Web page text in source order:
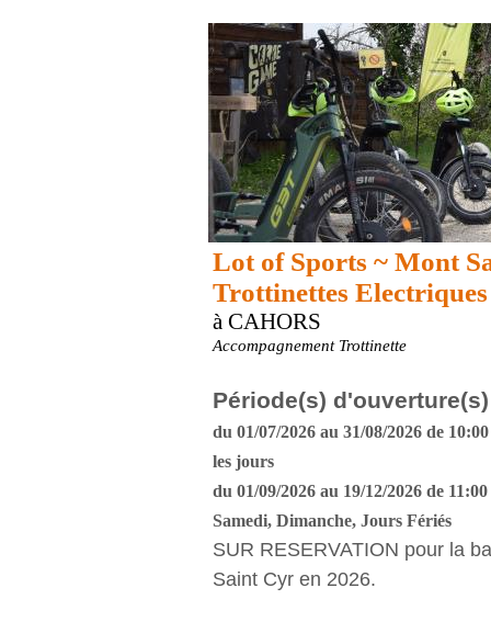
Lot of Sports ~ Mont
Trottinettes Electriques
à CAHORS
Accompagnement Trottinette
Période(s) d'ouverture(s)
du 01/07/2026 au 31/08/2026 de
les jours
du 01/09/2026 au 19/12/2026 de
Samedi, Dimanche, Jours Fériés
SUR RESERVATION pour la
Saint Cyr en 2026.